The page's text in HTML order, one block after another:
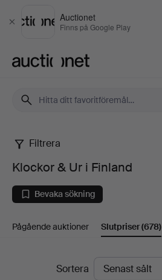
Stäng
Auctionet
Finns på Google Play
Klockor
Ur
Finland
Filtrera
Klockor & Ur i Finland
Bevaka sökning
Pågående auktioner Slutpriser(678)
SlutpriserSortera